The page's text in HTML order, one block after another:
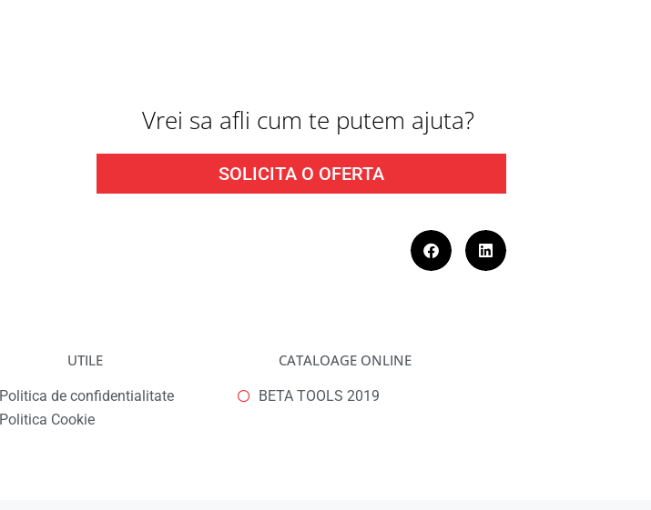
Vrei sa afli cum te putem ajuta?
SOLICITA O OFERTA
UTILE
Politica de confidentialitate
Politica Cookie
CATALOAGE ONLINE
BETA TOOLS 2019